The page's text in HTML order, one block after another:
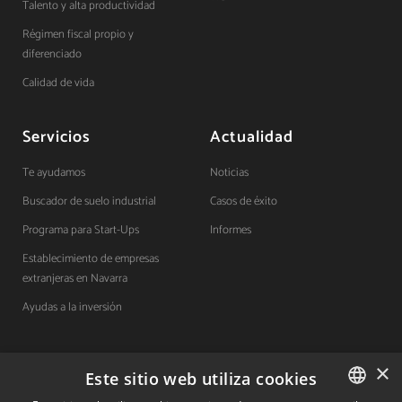
Talento y alta productividad
Régimen fiscal propio y
diferenciado
Calidad de vida
Servicios
Te ayudamos
Buscador de suelo industrial
Programa para Start-Ups
Establecimiento de empresas
extranjeras en Navarra
Ayudas a la inversión
Actualidad
Noticias
Casos de éxito
Informes
Contacto ×
Este sitio web utiliza cookies